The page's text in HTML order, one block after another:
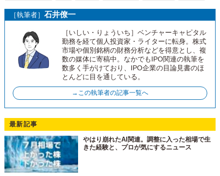
［執筆者］ 石井僚一
［いしい・りょういち］ベンチャーキャピタル
勤務を経て個人投資家・ライターに転身。株式
市場や個別銘柄の財務分析などを得意とし、複
数の媒体に寄稿中。なかでもIPO関連の執筆を
数多く手がけており、IPO企業の目論見書のほ
とんどに目を通している。
→この執筆者の記事一覧へ
最新記事
やはり崩れたAI関連。調整に入った相場で生
きた経験と、プロが気にするニュース